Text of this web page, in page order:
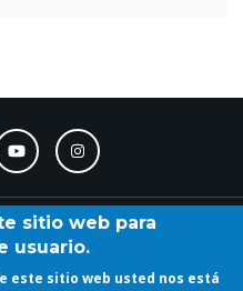
Calendario
sitio web para
usuario.
este sitio web usted nos está